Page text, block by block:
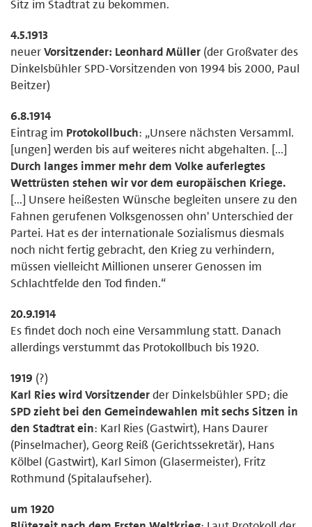
Sitz im Stadtrat zu bekommen.
4.5.1913
neuerVorsitzender: Leonhard Müller (der Großvater des
Dinkelsbühler SPD-Vorsitzenden von 1994 bis 2000, Paul
Beitzer)
6.8.1914
Eintrag im Protokollbuch: „Unsere nächsten Versamml.
[ungen] werden bis auf weiteres nicht abgehalten. [...]
Durch langes immer mehr dem Volke auferlegtes
Wettrüsten stehen wir vor dem europäischen Kriege.
[...] Unsere heißesten Wünsche begleiten unsere zu den
Fahnen gerufenen Volksgenossen ohn' Unterschied der
Partei. Hat es der internationale Sozialismus diesmals
noch nicht fertig gebracht, den Krieg zu verhindern,
müssen vielleicht Millionen unserer Genossen im
Schlachtfelde den Tod finden.“
20.9.1914
Es findet doch noch eine Versammlung statt. Danach
allerdings verstummt das Protokollbuch bis 1920.
1919 (?)
Karl Ries wird Vorsitzenderder Dinkelsbühler SPD; die
SPD zieht bei den Gemeindewahlen mit sechs Sitzen in
den Stadtrat ein: Karl Ries (Gastwirt), Hans Daurer
(Pinselmacher), Georg Reiß (Gerichtssekretär), Hans
Kölbel (Gastwirt), Karl Simon (Glasermeister), Fritz
Rothmund (Spitalaufseher).
um 1920